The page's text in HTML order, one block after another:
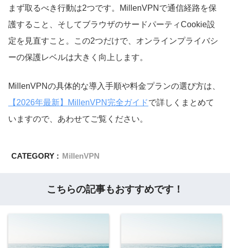
まず取るべき行動は2つです。MillenVPNで通信経路を保
護すること、そしてブラウザのサードパーティCookie設
定を見直すこと。この2つだけで、オンラインプライバシ
ーの保護レベルは大きく向上します。
MillenVPNの具体的な導入手順や料金プランの選び方は、
【2026年最新】MillenVPN完全ガイドで詳しくまとめて
いますので、あわせてご覧ください。
CATEGORY : MillenVPN
こちらの記事もおすすめです！